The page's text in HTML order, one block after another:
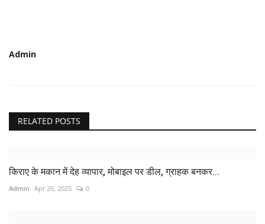
Admin
RELATED POSTS
किराए के मकान में देह व्यापार, मोबाइल पर डील, ग्राहक बनकर...
Admin Apr 26, 2025 0